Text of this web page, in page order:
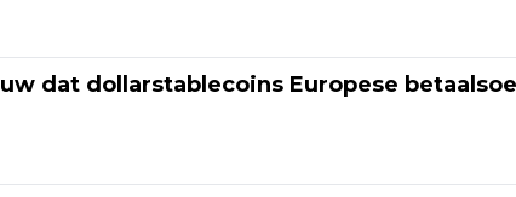
dat dollarstablecoins Europese